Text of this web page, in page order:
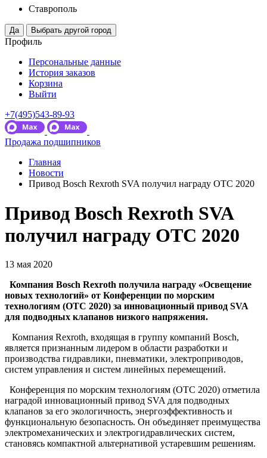
Ставрополь
Профиль
Персональные данные
История заказов
Корзина
Выйти
+7(495)543-89-93
Продажа подшипников
Главная
Новости
Привод Bosch Rexroth SVA получил награду OTC 2020
Привод Bosch Rexroth SVA
получил награду OTC 2020
13 мая 2020
Компания Bosch Rexroth получила награду «Освещение
новых технологий» от Конференции по морским
технологиям (OTC 2020) за инновационный привод SVA
для подводных клапанов низкого напряжения.
Компания Rexroth, входящая в группу компаний Bosch,
является признанным лидером в области разработки и
производства гидравлики, пневматики, электроприводов,
систем управления и систем линейных перемещений.
Конференция по морским технологиям (OTC 2020) отметила
наградой инновационный привод SVA для подводных
клапанов за его экологичность, энергоэффективность и
функциональную безопасность. Он объединяет преимущества
электромеханических и электрогидравлических систем,
становясь компактной альтернативой устаревшим решениям.